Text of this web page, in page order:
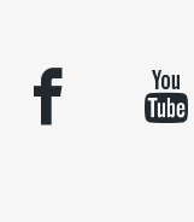
facebook youtube